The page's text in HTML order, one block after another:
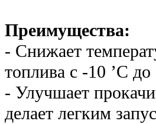
Преимущества:
- Снижает
топлива с -10 ’С
- Улучшает
делает легким